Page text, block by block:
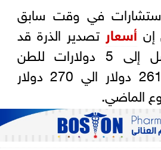
في وقت سابق
إن أسعار تصدير الذرة قد
ارتفعت بما يصل إلى 5 دولارات للطن
لتتراوح ما بين 261 دولار الي 270 دولار
الماضي.